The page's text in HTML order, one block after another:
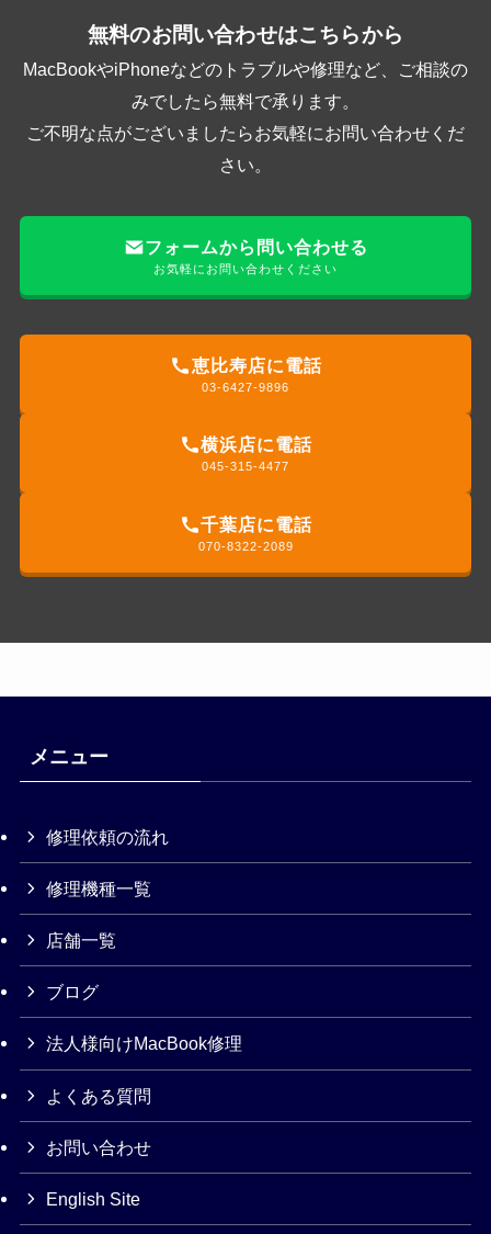
無料のお問い合わせはこちらから
MacBookやiPhoneなどのトラブルや修理など、ご相談の
みでしたら無料で承ります。
ご不明な点がございましたらお気軽にお問い合わせくだ
さい。
フォームから問い合わせる
お気軽にお問い合わせください
恵比寿店に電話
03-6427-9896
横浜店に電話
045-315-4477
千葉店に電話
070-8322-2089
メニュー
修理依頼の流れ
修理機種一覧
店舗一覧
ブログ
法人様向けMacBook修理
よくある質問
お問い合わせ
English Site